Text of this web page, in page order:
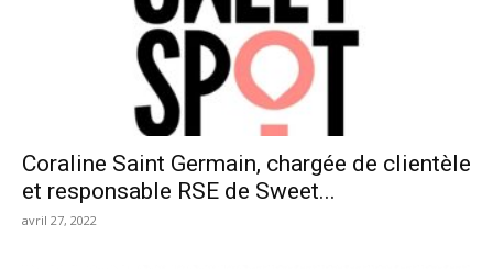
Coraline Saint Germain, chargée de clientèle
et responsable RSE de Sweet...
avril 27, 2022